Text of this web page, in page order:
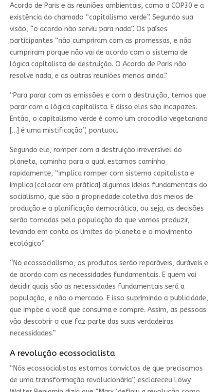
Acordo de Paris e as reuniões ambientais, como a COP30 e a
existência do chamado “capitalismo verde”. Segundo sua
visão, “o acordo não serviu para nada”. Os países
participantes “não cumpriram com as promessas, e não
cumpriram porque não vai de acordo com o sistema de
lógica capitalista de destruição. O Acordo de Paris não
resolve nada, e as outras reuniões menos ainda.”
“Para parar com as emissões e com a destruição, temos que
parar com a lógica capitalista. E disso eles são incapazes.
Então, o capitalismo verde é como um crocodilo vegetariano
[…] é uma mistificação”, pontuou.
Segundo ele, romper com a destruição irreversível do
planeta, caminho para o qual estamos caminho
rapidamente, “implica romper com sistema capitalista e
implica [colocar em prática] algumas ideias fundamentais do
socialismo, que são a propriedade coletiva dos meios de
produção e a planificação democrática, ou seja, as decisões
serão tomadas pela população do que vamos produzir,
levando em conta os limites do planeta e o movimento
ecológico”.
“No ecossocialismo, os produtos serão reparáveis, duráveis e
de acordo com as necessidades fundamentais. E quem vai
decidir quais são as necessidades fundamentais será a
população, e não o mercado. E isso suprimindo a publicidade,
que impõe a você que consuma e compre. Assim, as pessoas
vão descobrir o que faz parte das suas verdadeiras
necessidades.”
A revolução ecossocialista
“Nós ecossocialistas estamos convictos de que precisamos
de uma transformação revolucionária”, esclareceu Löwy.